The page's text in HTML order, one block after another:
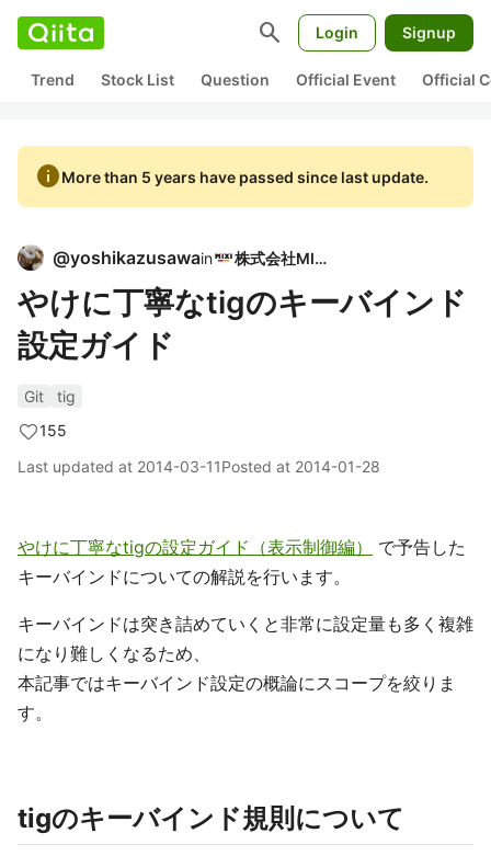
search Login Signup
Trend Stock List Question Official Event Official
infoMore than 5 years have passed since last update.
@yoshikazusawain 株式会社MIXI
やけに丁寧なtigのキーバインド
設定ガイド
Git
tig
155
Last updated at 2014-03-11Posted at 2014-01-28
やけに丁寧なtigの設定ガイド（表示制御編）
で予告した
キーバインドについての解説を行います。
キーバインドは突き詰めていくと非常に設定量も多く複雑
になり難しくなるため、
本記事ではキーバインド設定の概論にスコープを絞りま
す。
tigのキーバインド規則について